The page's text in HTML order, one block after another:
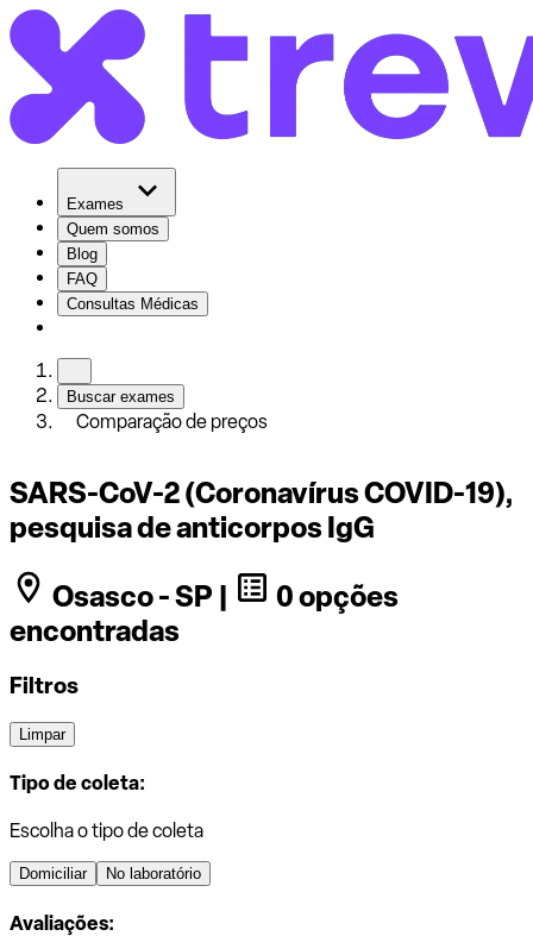
Exames
Quem somos
Blog
FAQ
Consultas Médicas
Buscar exames
Comparação de preços
SARS-CoV-2 (Coronavírus COVID-19),
pesquisa de anticorpos IgG
Osasco - SP |
0 opções
encontradas
Filtros
Limpar
Tipo de coleta:
Escolha o tipo de coleta
Domiciliar No laboratório
Avaliações: